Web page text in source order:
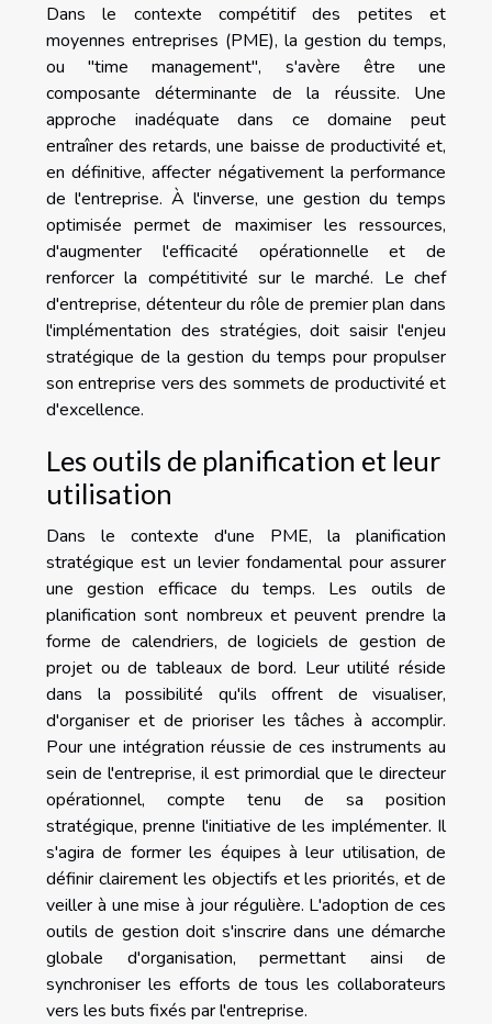
Dans le contexte compétitif des petites et
moyennes entreprises (PME), la gestion du temps,
ou "time management", s'avère être une
composante déterminante de la réussite. Une
approche inadéquate dans ce domaine peut
entraîner des retards, une baisse de productivité et,
en définitive, affecter négativement la performance
de l'entreprise. À l'inverse, une gestion du temps
optimisée permet de maximiser les ressources,
d'augmenter l'efficacité opérationnelle et de
renforcer la compétitivité sur le marché. Le chef
d'entreprise, détenteur du rôle de premier plan dans
l'implémentation des stratégies, doit saisir l'enjeu
stratégique de la gestion du temps pour propulser
son entreprise vers des sommets de productivité et
d'excellence.
Les outils de planification et leur
utilisation
Dans le contexte d'une PME, la planification
stratégique est un levier fondamental pour assurer
une gestion efficace du temps. Les outils de
planification sont nombreux et peuvent prendre la
forme de calendriers, de logiciels de gestion de
projet ou de tableaux de bord. Leur utilité réside
dans la possibilité qu'ils offrent de visualiser,
d'organiser et de prioriser les tâches à accomplir.
Pour une intégration réussie de ces instruments au
sein de l'entreprise, il est primordial que le directeur
opérationnel, compte tenu de sa position
stratégique, prenne l'initiative de les implémenter. Il
s'agira de former les équipes à leur utilisation, de
définir clairement les objectifs et les priorités, et de
veiller à une mise à jour régulière. L'adoption de ces
outils de gestion doit s'inscrire dans une démarche
globale d'organisation, permettant ainsi de
synchroniser les efforts de tous les collaborateurs
vers les buts fixés par l'entreprise.